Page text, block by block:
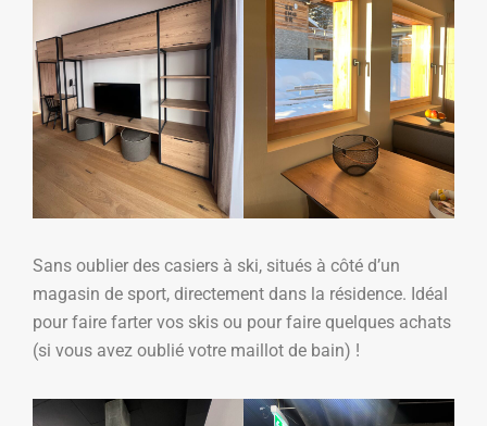
Sans oublier des casiers à ski, situés à côté d’un
magasin de sport, directement dans la résidence. Idéal
pour faire farter vos skis ou pour faire quelques achats
(si vous avez oublié votre maillot de bain) !